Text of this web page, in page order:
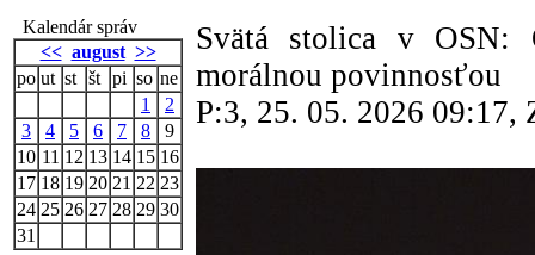
Kalendár správ
<< august >>
po ut st št pi so ne
1
2
3
4 5 6 7 8
9
10 11 12 13 14 15 16
17 18 19 20 21 22 23
24 25 26 27 28 29 30
31
Svätá stolica v OSN:
morálnou povinnosťou
P:3, 25. 05. 2026 09:17,